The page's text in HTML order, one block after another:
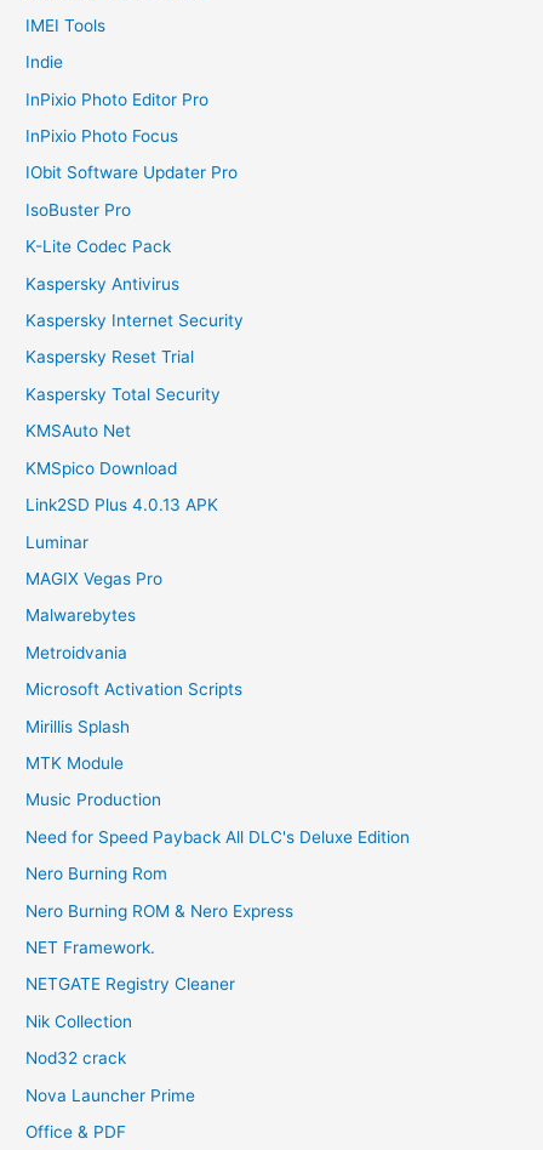
IMEI Tools
Indie
InPixio Photo Editor Pro
InPixio Photo Focus
IObit Software Updater Pro
IsoBuster Pro
K-Lite Codec Pack
Kaspersky Antivirus
Kaspersky Internet Security
Kaspersky Reset Trial
Kaspersky Total Security
KMSAuto Net
KMSpico Download
Link2SD Plus 4.0.13 APK
Luminar
MAGIX Vegas Pro
Malwarebytes
Metroidvania
Microsoft Activation Scripts
Mirillis Splash
MTK Module
Music Production
Need for Speed Payback All DLC's Deluxe Edition
Nero Burning Rom
Nero Burning ROM & Nero Express
NET Framework.
NETGATE Registry Cleaner
Nik Collection
Nod32 crack
Nova Launcher Prime
Office & PDF